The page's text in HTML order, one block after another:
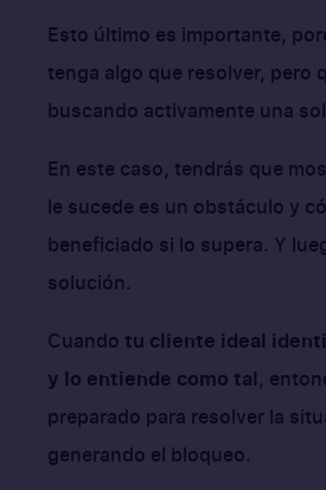
Esto último es importante,
tenga algo que resolver, pero
buscando activamente una
En este caso, tendrás que
le sucede es un obstáculo y
beneficiado si lo supera. Y
solución.
Cuando tu cliente ideal
y lo entiende como tal,
preparado para resolver la
generando el bloqueo.